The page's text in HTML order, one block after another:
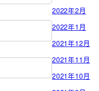
2022年2月
2022年1月
2021年12月
2021年11月
2021年10月